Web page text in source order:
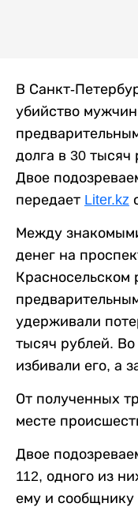
В Санкт-
убийство
долга в 30 тысяч
Двое
передает Liter.kz
Между
денег на
Красносельском
удерживали
тысяч рублей.
избивали его, а
От полученных
месте
Двое
112, одного из
ему и сообщнику